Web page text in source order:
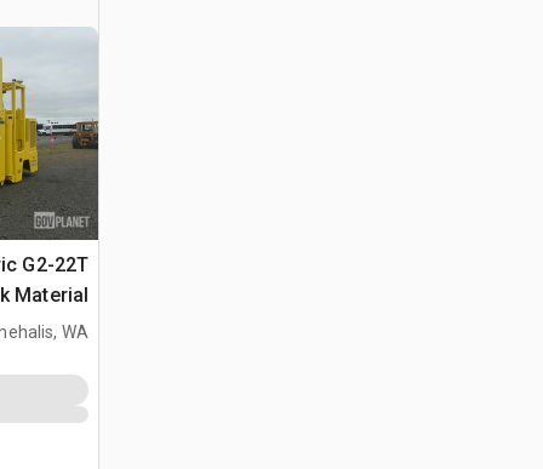
G2-22T
Material
Handler
WA